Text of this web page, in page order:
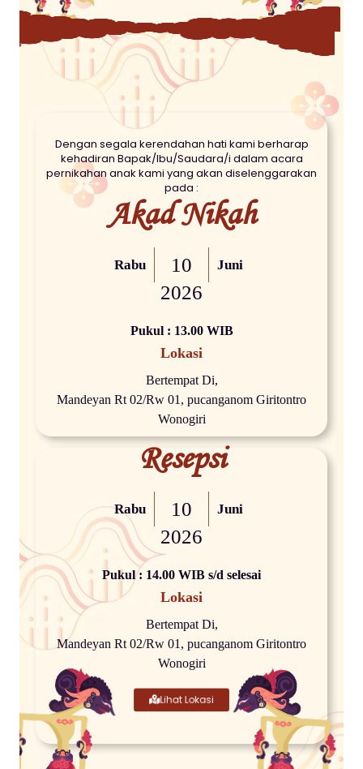
Dengan segala kerendahan hati kami berharap
kehadiran Bapak/Ibu/Saudara/i dalam acara
pernikahan anak kami yang akan diselenggarakan
pada :
Akad Nikah
Rabu 10 Juni
2026
Pukul : 13.00 WIB
Lokasi
Bertempat Di,
Mandeyan Rt 02/Rw 01, pucanganom Giritontro
Wonogiri
Resepsi
Rabu 10 Juni
2026
Pukul : 14.00 WIB s/d selesai
Lokasi
Bertempat Di,
Mandeyan Rt 02/Rw 01, pucanganom Giritontro
Wonogiri
Lihat Lokasi